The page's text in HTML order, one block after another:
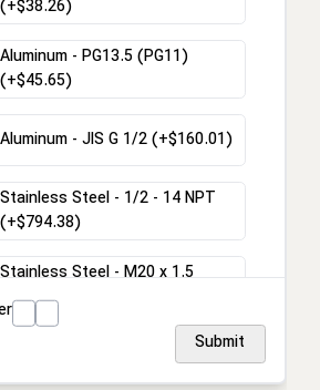
(+$38.26)
Aluminum - PG13.5 (PG11)
(+$45.65)
Aluminum - JIS G 1/2 (+$160.01)
Stainless Steel - 1/2 - 14 NPT
(+$794.38)
Stainless Steel - M20 x 1.5
(CM20) (+$835.69)
Stainless Steel - PG 13.5 (PG11)
Submit